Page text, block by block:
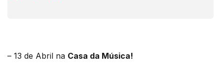
– 13 de Abril na Casa da Música!